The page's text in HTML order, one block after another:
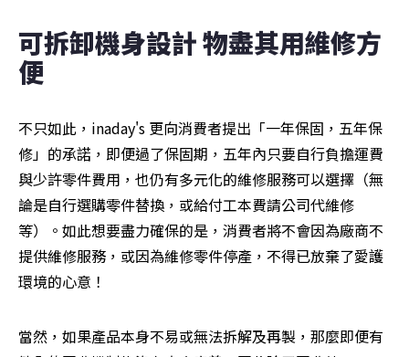
可拆卸機身設計 物盡其用維修方
便
不只如此，inaday's 更向消費者提出「一年保固，五年保
修」的承諾，即便過了保固期，五年內只要自行負擔運費
與少許零件費用，也仍有多元化的維修服務可以選擇（無
論是自行選購零件替換，或給付工本費請公司代維修
等）。如此想要盡力確保的是，消費者將不會因為廠商不
提供維修服務，或因為維修零件停產，不得已放棄了愛護
環境的心意！
當然，如果產品本身不易或無法拆解及再製，那麼即便有